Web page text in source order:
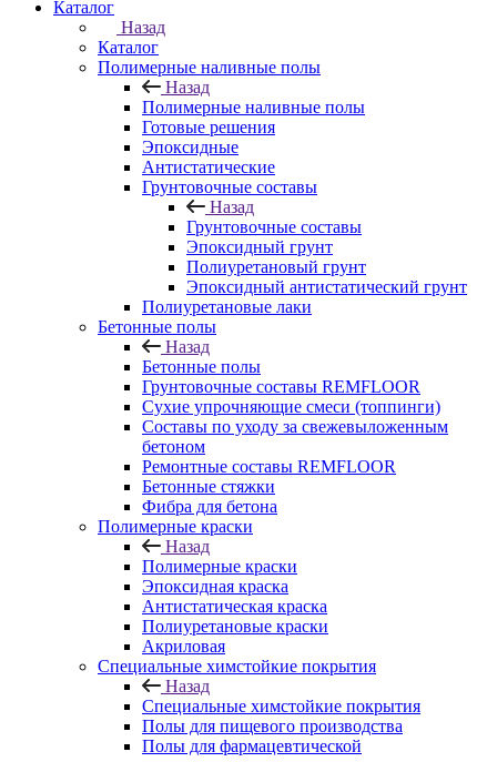
Каталог
Назад
Каталог
Полимерные наливные полы
Назад
Полимерные наливные полы
Готовые решения
Эпоксидные
Антистатические
Грунтовочные составы
Назад
Грунтовочные составы
Эпоксидный грунт
Полиуретановый грунт
Эпоксидный антистатический грунт
Полиуретановые лаки
Бетонные полы
Назад
Бетонные полы
Грунтовочные составы REMFLOOR
Сухие упрочняющие смеси (топпинги)
Составы по уходу за свежевыложенным
бетоном
Ремонтные составы REMFLOOR
Бетонные стяжки
Фибра для бетона
Полимерные краски
Назад
Полимерные краски
Эпоксидная краска
Антистатическая краска
Полиуретановые краски
Акриловая
Специальные химстойкие покрытия
Назад
Специальные химстойкие покрытия
Полы для пищевого производства
Полы для фармацевтической